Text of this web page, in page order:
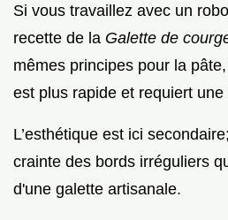
Si vous travaillez avec un
recette de la Galette de
mêmes principes pour la
est plus rapide et requiert
L’esthétique est ici
crainte des bords irréguliers
d'une galette artisanale.